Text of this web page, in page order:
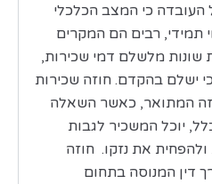
העובדה כי המצב הכלכלי
תמידי, רבים הם המקרים
שונות מלשלם דמי שכירות,
ישלם בהקדם. חוזה שכירות
זה המתואר, כאשר השאלה
יוכל המשכיר לגבות
את נזקו. חוזה
דין המנוסה בתחום